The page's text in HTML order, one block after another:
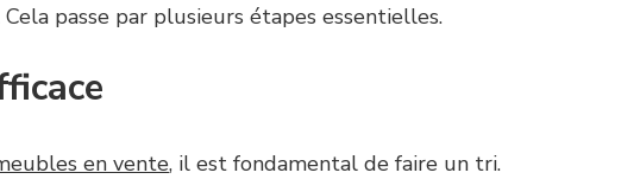
passe par plusieurs étapes essentielles.
en vente, il est fondamental de faire un tri.